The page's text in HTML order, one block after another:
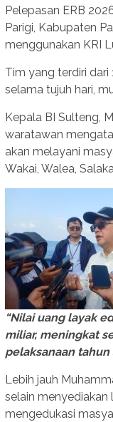
Pelepasan ERB
Parigi, Kabupaten
menggunakan KRI
Tim yang terdiri dari
selama tujuh hari,
Kepala BI Sulteng,
waratawan
akan melayani
Wakai, Walea,
“Nilai uang layak
miliar, meningkat
pelaksanaan
Lebih jauh
selain menyediakan
mengedukasi